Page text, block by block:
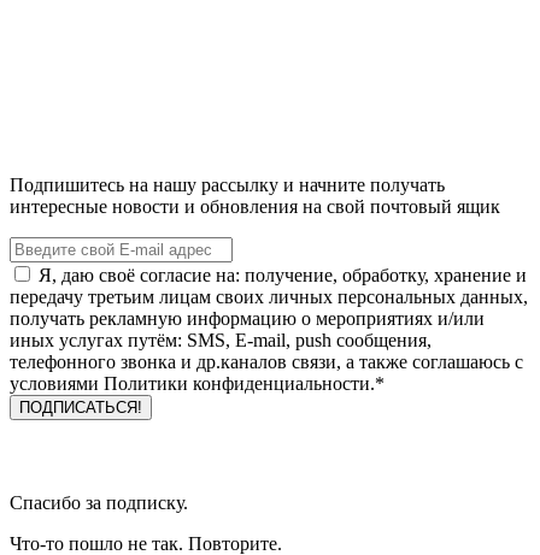
Подпишитесь на нашу рассылку и начните получать
интересные новости и обновления на свой почтовый ящик
Я, даю своё согласие на: получение, обработку, хранение и
передачу третьим лицам своих личных персональных данных,
получать рекламную информацию о мероприятиях и/или
иных услугах путём: SMS, E-mail, push сообщения,
телефонного звонка и др.каналов связи, а также соглашаюсь с
условиями Политики конфиденциальности.*
Спасибо за подписку.
Что-то пошло не так. Повторите.